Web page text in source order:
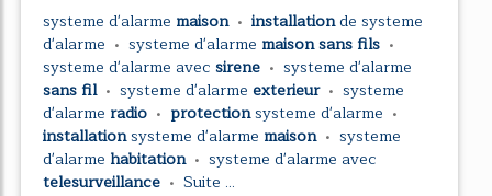
systeme d'alarme maison • installationde systeme
d'alarme • systeme d'alarme maison sans fils •
systeme d'alarme avec sirene • systeme d'alarme
sans fil • systeme d'alarme exterieur • systeme
d'alarme radio • protectionsysteme d'alarme •
installationsysteme d'alarme maison • systeme
d'alarme habitation • systeme d'alarme avec
telesurveillance • Suite ...